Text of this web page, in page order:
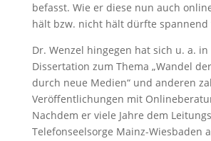
befasst. Wie er diese nun auch
hält bzw. nicht hält dürfte spannend
Dr. Wenzel hingegen hat sich u. a.
Dissertation zum Thema „Wandel
durch neue Medien“ und anderen
Veröffentlichungen mit
Nachdem er viele Jahre dem
Telefonseelsorge Mainz-Wiesbaden